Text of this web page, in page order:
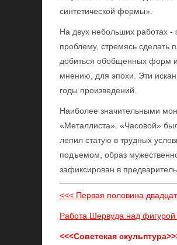
синтетической формы».
На двух небольших работах -
проблему, стремясь сделать
добиться обобщенных форм и
мнению, для эпохи. Эти
годы произведений.
Наиболее значительными
«Металлиста». «Часовой»
лепил статую в трудных
подъемом, образ
зафиксирован в
<<< Первая половина
Работа Шервуда над
<<<Советская